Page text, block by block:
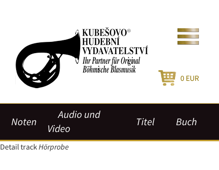
0 EUR
Noten
Audio und
Video
Titel Buch
Detail trackHörprobe